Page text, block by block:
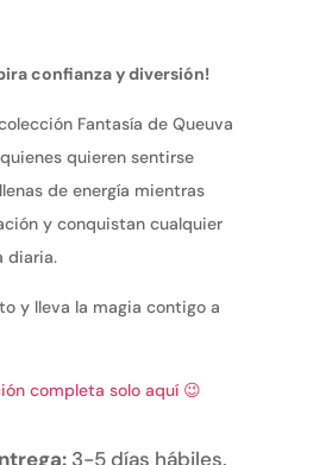
confianza y diversión!
Fantasía de Queuva
quieren sentirse
de energía mientras
y conquistan cualquier
diaria.
y lleva la magia contigo a
completa solo aquí 😉
3-5 días hábiles.